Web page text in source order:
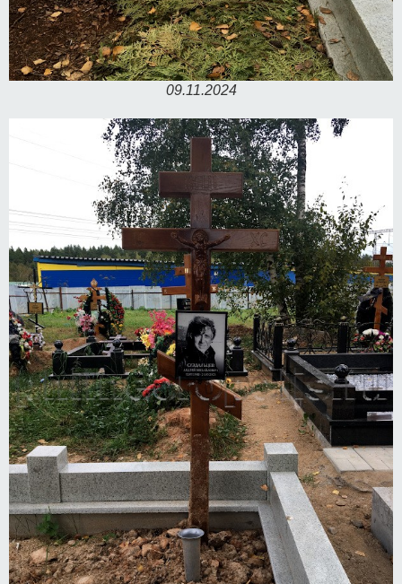
09.11.2024